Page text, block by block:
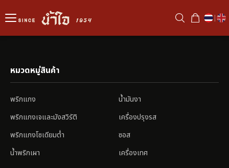
|
หมวดหมู่สินค้า
พริกแกง
พริกแกงเจและมังสวิรัติ
พริกแกงโซเดียมต่ำ
น้ำพริกเผา
น้ำมันงา
เครื่องปรุงรส
ซอส
เครื่องเทศ